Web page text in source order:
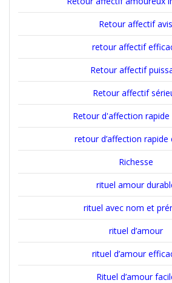
Retour affectif avis
retour affectif
Retour affectif
Retour affectif
Retour d'affection rapide
retour d’affection rapide
Richesse
rituel amour
rituel avec nom et
rituel d’amour
rituel d’amour
Rituel d’amour